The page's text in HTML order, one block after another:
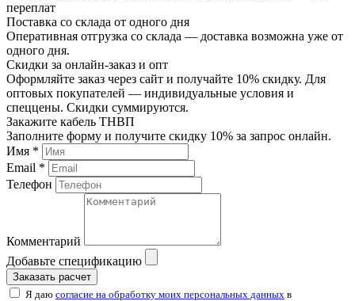
переплат
Поставка со склада от одного дня
Оперативная отгрузка со склада — доставка возможна уже от
одного дня.
Скидки за онлайн-заказ и опт
Оформляйте заказ через сайт и получайте 10% скидку. Для
оптовых покупателей — индивидуальные условия и
спеццены. Скидки суммируются.
Закажите кабель ТНВП
Заполните форму и получите скидку 10% за запрос онлайн.
Имя *
Email *
Телефон
Комментарий
Добавьте спецификацию
Заказать расчет
Я даю согласие на обработку моих персональных данных в